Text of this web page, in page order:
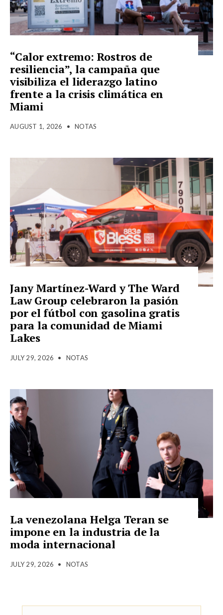
“Calor extremo: Rostros de
resiliencia”, la campaña que
visibiliza el liderazgo latino
frente a la crisis climática en
Miami
AUGUST 1, 2026 • NOTAS
Jany Martínez-Ward y The Ward
Law Group celebraron la pasión
por el fútbol con gasolina gratis
para la comunidad de Miami
Lakes
JULY 29, 2026 • NOTAS
La venezolana Helga Teran se
impone en la industria de la
moda internacional
JULY 29, 2026 • NOTAS